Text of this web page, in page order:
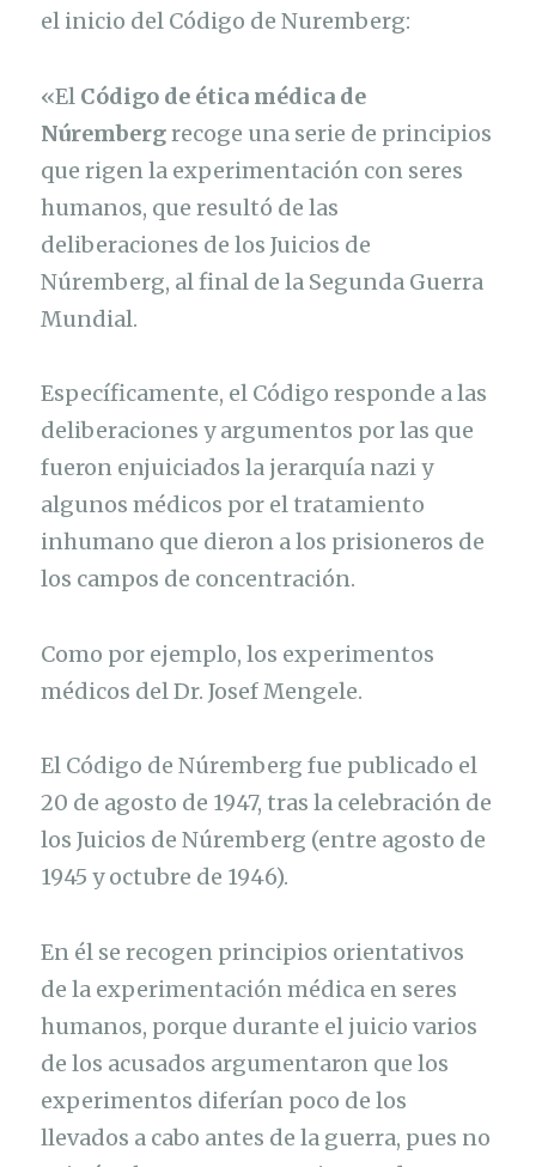
el inicio del Código de Nuremberg:
«El Código de ética médica de
Núrembergrecoge una serie de principios
que rigen la experimentación con seres
humanos, que resultó de las
deliberaciones de los Juicios de
Núremberg, al final de la Segunda Guerra
Mundial.
Específicamente, el Código responde a las
deliberaciones y argumentos por las que
fueron enjuiciados la jerarquía nazi y
algunos médicos por el tratamiento
inhumano que dieron a los prisioneros de
los campos de concentración.
Como por ejemplo, los experimentos
médicos del Dr. Josef Mengele.
El Código de Núremberg fue publicado el
20 de agosto de 1947, tras la celebración de
los Juicios de Núremberg (entre agosto de
1945 y octubre de 1946).
En él se recogen principios orientativos
de la experimentación médica en seres
humanos, porque durante el juicio varios
de los acusados argumentaron que los
experimentos diferían poco de los
llevados a cabo antes de la guerra, pues no